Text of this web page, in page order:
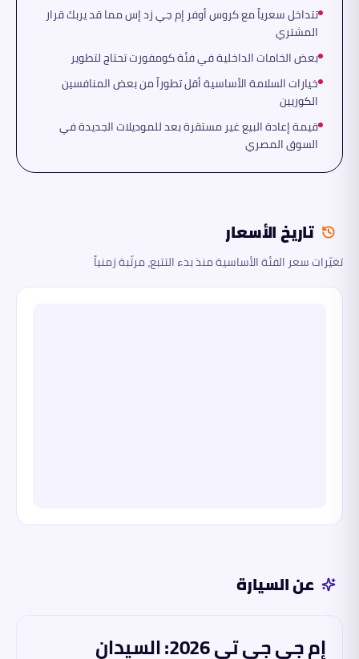
تتداخل سعرياً مع كروس أوفر إم جي زد إس مما قد يربك قرار
المشتري
بعض الخامات الداخلية في فئة كومفورت تحتاج لتطوير
خيارات السلامة الأساسية أقل تطوراً من بعض المنافسين
الكوريين
قيمة إعادة البيع غير مستقرة بعد للموديلات الجديدة في
السوق المصري
تاريخ الأسعار
تغيّرات سعر الفئة الأساسية منذ بدء التتبع، مرتّبة زمنياً
عن السيارة
إم جي جي تي 2026: السيدان